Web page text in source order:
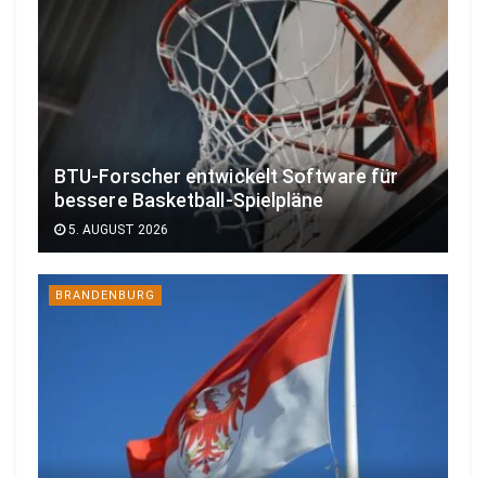
BTU-Forscher entwickelt Software für
bessere Basketball-Spielpläne
5. AUGUST 2026
BRANDENBURG